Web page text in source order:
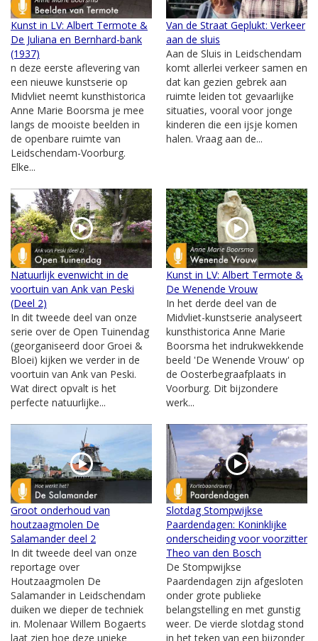
Kunst in LV: Albert Termote &
De Juliana en Bernhard-bank
(1937)
n deze eerste aflevering van
een nieuwe kunstserie op
Midvliet neemt kunsthistorica
Anne Marie Boorsma je mee
langs de mooiste beelden in
de openbare ruimte van
Leidschendam-Voorburg.
Elke...
Van de Straat Geplukt: Verkeer
aan de sluis
Aan de Sluis in Leidschendam
komt allerlei verkeer samen en
dat kan gezien gebrek aan
ruimte leiden tot gevaarlijke
situaties, vooral voor jonge
kinderen die een ijsje komen
halen. Vraag aan de...
Natuurlijk evenwicht in de
voortuin van Ank van Peski
(Deel 2)
In dit tweede deel van onze
serie over de Open Tuinendag
(georganiseerd door Groei &
Bloei) kijken we verder in de
voortuin van Ank van Peski.
Wat direct opvalt is het
perfecte natuurlijke...
Kunst in LV: Albert Termote &
De Wenende Vrouw
In het derde deel van de
Midvliet-kunstserie analyseert
kunsthistorica Anne Marie
Boorsma het indrukwekkende
beeld 'De Wenende Vrouw' op
de Oosterbegraafplaats in
Voorburg. Dit bijzondere
werk...
Groot onderhoud van
houtzaagmolen De
Salamander deel 2
In dit tweede deel van onze
reportage over
Houtzaagmolen De
Salamander in Leidschendam
duiken we dieper de techniek
in. Molenaar Willem Bogaerts
laat zien hoe deze unieke
Slotdag Stompwijkse
Paardendagen: Koninklijke
onderscheiding voor voorzitter
Theo van den Bosch
De Stompwijkse
Paardendagen zijn afgesloten
onder grote publieke
belangstelling en met gunstig
weer. De vierde slotdag stond
in het teken van een bijzonder